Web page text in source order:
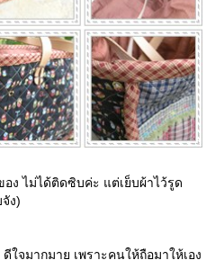
อง ไม่ได้ติดซิบค่ะ แต่เย็บผ้าไว้รูด
ง)
ใจมากมาย เพราะคนให้ถือมาให้เอง